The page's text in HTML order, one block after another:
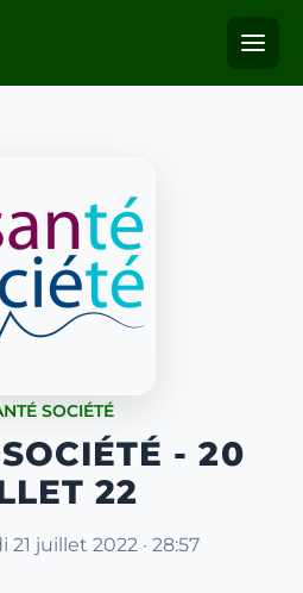
SOCIÉTÉ
- 20
22
juillet 2022 · 28:57